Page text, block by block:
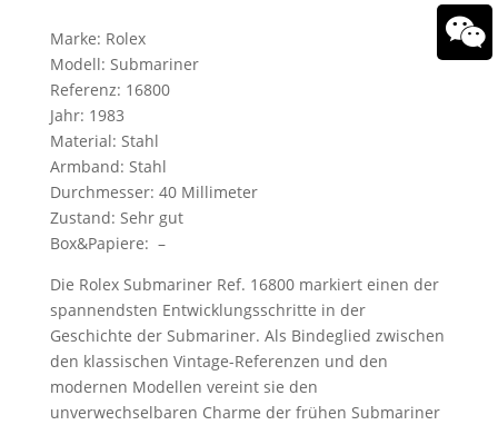
Marke: Rolex
Modell: Submariner
Referenz: 16800
Jahr: 1983
Material: Stahl
Armband: Stahl
Durchmesser: 40 Millimeter
Zustand: Sehr gut
Box&Papiere: –
Die Rolex Submariner Ref. 16800 markiert einen der
spannendsten Entwicklungsschritte in der
Geschichte der Submariner. Als Bindeglied zwischen
den klassischen Vintage-Referenzen und den
modernen Modellen vereint sie den
unverwechselbaren Charme der frühen Submariner